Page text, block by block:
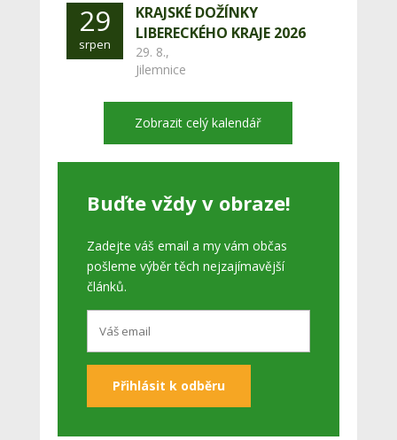
29
srpen
KRAJSKÉ DOŽÍNKY
LIBERECKÉHO KRAJE 2026
29. 8.,
Jilemnice
Zobrazit celý kalendář
Buďte vždy v obraze!
Zadejte váš email a my vám občas
pošleme výběr těch nejzajímavější
článků.